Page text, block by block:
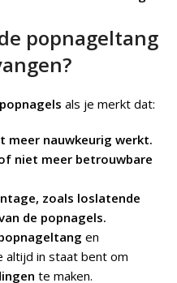
popnageltang
popnagels als je merkt dat:
meer nauwkeurig werkt.
niet meer betrouwbare
zoals loslatende
de popnagels.
en
in staat bent om
te maken.